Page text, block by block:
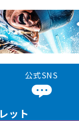
公式SNS
レット